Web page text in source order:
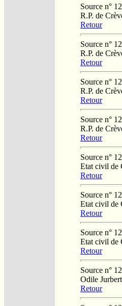
Source n°
R.P. de
Retour
Source n°
R.P. de
Retour
Source n°
R.P. de
Retour
Source n°
R.P. de
Retour
Source n°
Etat civil de
Retour
Source n°
Etat civil de
Retour
Source n°
Etat civil de
Retour
Source n°
Odile Jurbert
Retour